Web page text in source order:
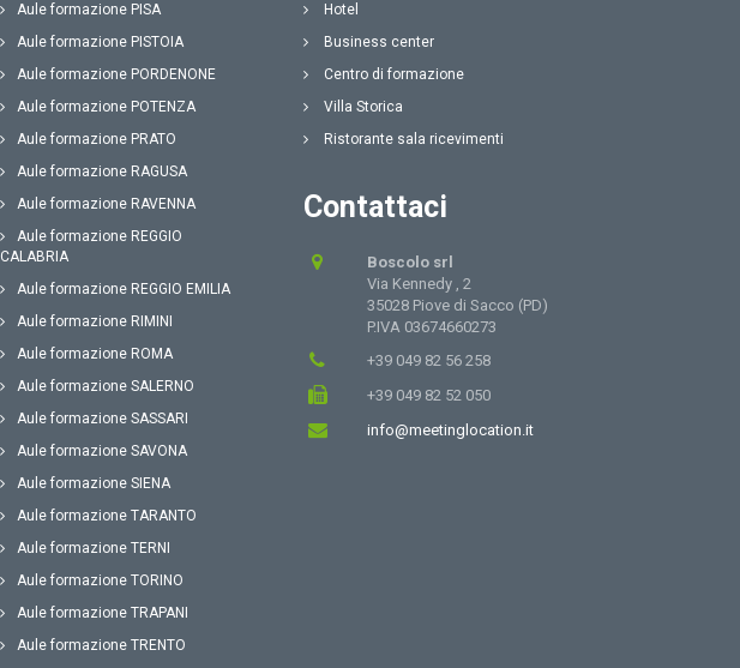
Aule formazione PISA
Aule formazione PISTOIA
Aule formazione PORDENONE
Aule formazione POTENZA
Aule formazione PRATO
Aule formazione RAGUSA
Aule formazione RAVENNA
Aule formazione REGGIO
CALABRIA
Aule formazione REGGIO EMILIA
Aule formazione RIMINI
Aule formazione ROMA
Aule formazione SALERNO
Aule formazione SASSARI
Aule formazione SAVONA
Aule formazione SIENA
Aule formazione TARANTO
Aule formazione TERNI
Aule formazione TORINO
Aule formazione TRAPANI
Aule formazione TRENTO
Hotel
Business center
Centro di formazione
Villa Storica
Ristorante sala ricevimenti
Contattaci
Boscolo srl
Via Kennedy , 2
35028 Piove di Sacco (PD)
P.IVA 03674660273
+39 049 82 56 258
+39 049 82 52 050
info@meetinglocation.it